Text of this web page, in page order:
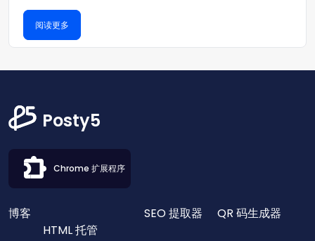
阅读更多
Posty5
Chrome 扩展程序
博客 SEO 提取器
QR 码生成器
HTML 托管